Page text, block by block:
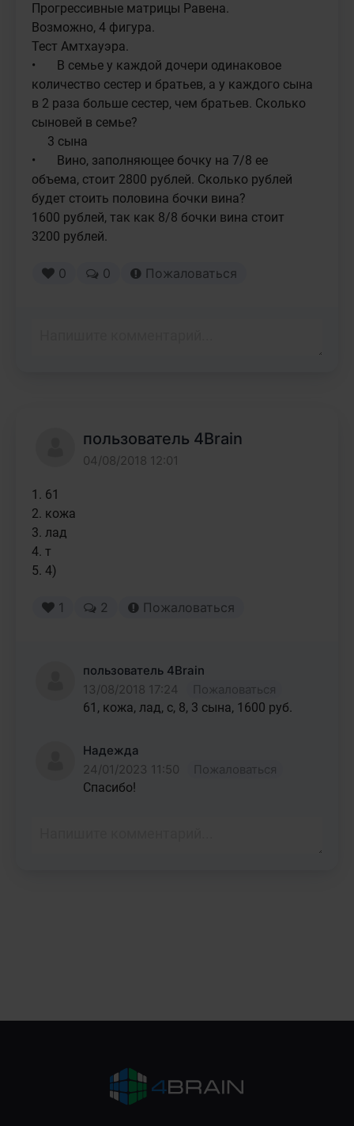
Прогрессивные матрицы Равена.
Возможно, 4 фигура.
Тест Амтхауэра.
•	В семье у каждой дочери одинаковое
количество сестер и братьев, а у каждого сына
в 2 раза больше сестер, чем братьев. Сколько
сыновей в семье?
•	Вино, заполняющее бочку на 7/8 ее
объема, стоит 2800 рублей. Сколько рублей
будет стоить половина бочки вина?
1600 рублей, так как 8/8 бочки вина стоит
0 0 Пожаловаться
пользователь 4Brain
04/08/2018 12:01
1. 61
2. кожа
3. лад
4. т
5. 4)
1 2 Пожаловаться
пользователь 4Brain
13/08/2018 17:24
Пожаловаться
61, кожа, лад, с, 8, 3 сына, 1600 руб.
Надежда
24/01/2023 11:50
Пожаловаться
Спасибо!